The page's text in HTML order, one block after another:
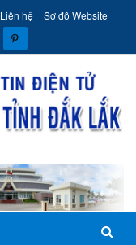
Liên hệ Sơ đồ Website